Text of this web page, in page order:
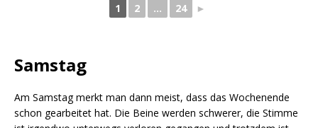
1 2 ... 24 ►
Samstag
Am Samstag merkt man dann meist, dass das Wochenende
schon gearbeitet hat. Die Beine werden schwerer, die Stimme